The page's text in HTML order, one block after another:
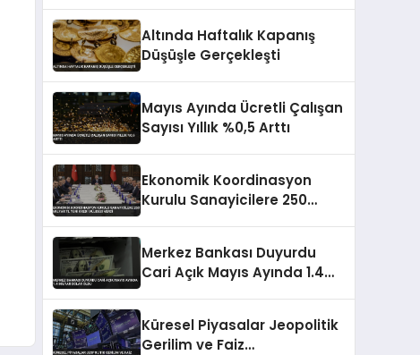
Altında Haftalık Kapanış
Düşüşle Gerçekleşti
Mayıs Ayında Ücretli Çalışan
Sayısı Yıllık %0,5 Arttı
Ekonomik Koordinasyon
Kurulu Sanayicilere 250
Merkez Bankası Duyurdu
Cari Açık Mayıs Ayında 1.4
Küresel Piyasalar Jeopolitik
Gerilim ve Faiz